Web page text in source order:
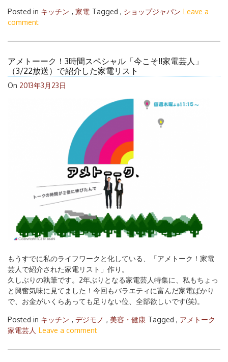
検
Posted in キッチン , 家電 Tagged , ショップジャパン Leave a
comment
アメトーーク！3時間スペシャル「今こそ!!家電芸人」
（3/22放送）で紹介した家電リスト
On 2013年3月23日
もうすでに私のライフワークと化している、「アメトーク！家電
芸人で紹介された家電リスト」作り。
久しぶりの執筆です。2年ぶりとなる家電芸人特集に、私もちょっ
と興奮気味に見てました！今回もバラエティに富んだ家電ばかり
で、お金がいくらあっても足りない位、全部欲しいです(笑)。
Posted in キッチン , デジモノ , 美容・健康 Tagged , アメトーク
家電芸人 Leave a comment